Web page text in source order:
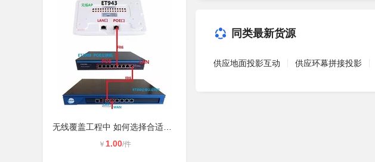
￥ 1.00/件
同类最新货源
供应地面投影互动 供应环幕拼接投影